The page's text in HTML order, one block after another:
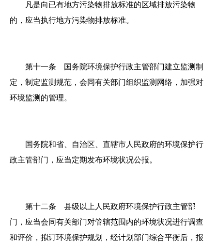
凡是向已有地方污染物排放标准的区域排放污染物
的，应当执行地方污染物排放标准。
第十一条 国务院环境保护行政主管部门建立监测制
定，制定监测规范，会同有关部门组织监测网络，加强对
环境监测的管理。
国务院和省、自治区、直辖市人民政府的环境保护行
政主管部门，应当定期发布环境状况公报。
第十二条 县级以上人民政府环境保护行政主管部
门，应当会同有关部门对管辖范围内的环境状况进行调查
和评价，拟订环境保护规划，经计划部门综合平衡后，报